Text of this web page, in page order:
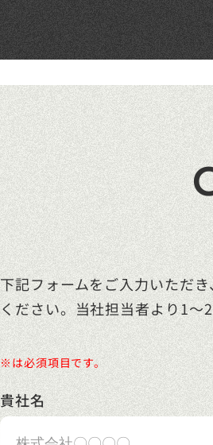
下記フォームをご入力いただ
ください。当社担当者より1～
※は必須項目です。
貴社名